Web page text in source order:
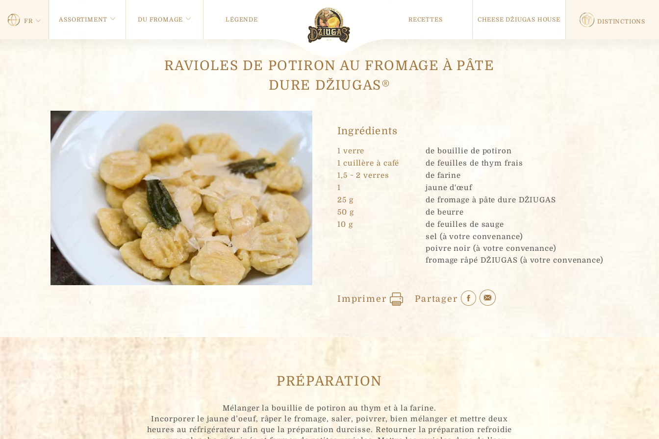
FR ASSORTIMENT DU FROMAGE LÉGENDE RECETTES CHEESE DŽIUGAS HOUSE DISTINCTIONS
RAVIOLES DE POTIRON AU FROMAGE À PÂTE
DURE DŽIUGAS®
Ingrédients
1 verre
de bouillie de potiron
1 cuillère à café
de feuilles de thym frais
1,5 ~ 2 verres
de farine
1
jaune d'œuf
25 g
de fromage à pâte dure DŽIUGAS
50 g
de beurre
10 g
de feuilles de sauge
sel (à votre convenance)
poivre noir (à votre convenance)
fromage râpé DŽIUGAS (à votre convenance)
Imprimer Partager
PRÉPARATION
Mélanger la bouillie de potiron au thym et à la farine.
Incorporer le jaune d’oeuf, râper le fromage, saler, poivrer, bien mélanger et mettre deux
heures au réfrigérateur afin que la préparation durcisse. Retourner la préparation refroidie